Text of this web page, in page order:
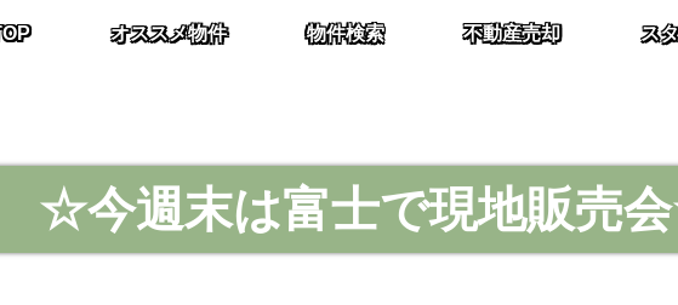
オススメ物件 物件検索 不動産売却 ス
☆今週末は富士で現地販売